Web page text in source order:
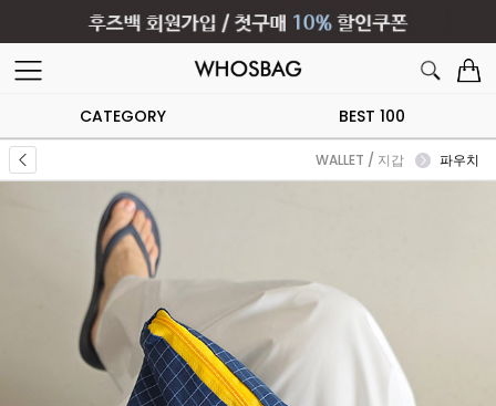
CATEGORY BEST 100
WALLET / 지갑 파우치